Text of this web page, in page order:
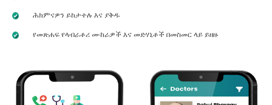
ሕክምናዎን ይከታተሉ እና ያቅዱ
የመጽሐፍ የላብራቶሪ ሙከራዎች እና መድሃኒቶች በመስመር ላይ ይዘዙ